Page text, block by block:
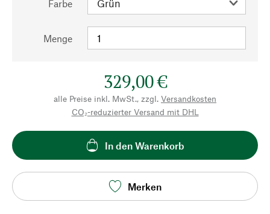
Farbe
Menge
329,00 €
alle Preise inkl. MwSt., zzgl. Versandkosten
CO₂-reduzierter Versand mit DHL
In den Warenkorb
Merken